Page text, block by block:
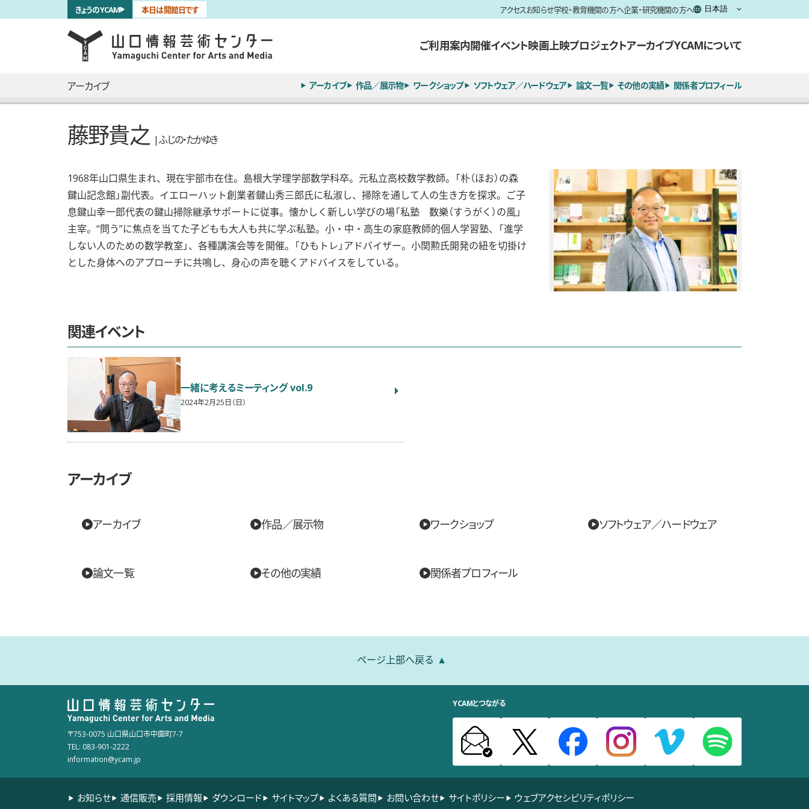
skip to main content 本日は開館日です
きょうのYCAM アクセスお知らせ学校・教育機関の方へ企業・研究機関の方へ
言語を切り替える
メインナビゲーション
ご利用案内開催イベント映画上映プロジェクトアーカイブYCAMについて
アーカイブ アーカイブ 作品／展示物 ワークショップ ソフトウェア／ハードウェア 論文一覧 その他の実績 関係者プロフィール
藤野貴之 | ふじの・たかゆき
1968年山口県生まれ、現在宇部市在住。島根大学理学部数学科卒。元私立高校数学教師。「朴（ほお）の森
鍵山記念館」副代表。イエローハット創業者鍵山秀三郎氏に私淑し、掃除を通して人の生き方を探求。ご子
息鍵山幸一郎代表の鍵山掃除継承サポートに従事。懐かしく新しい学びの場「私塾 数樂（すうがく）の風」
主宰。“問う”に焦点を当てた子どもも大人も共に学ぶ私塾。小・中・高生の家庭教師的個人学習塾、「進学
しない人のための数学教室」、各種講演会等を開催。「ひもトレ」アドバイザー。小関勲氏開発の紐を切掛け
とした身体へのアプローチに共鳴し、身心の声を聴くアドバイスをしている。
関連イベント
一緒に考えるミーティング vol.9
2024年2月25日（日）
アーカイブ
アーカイブ 作品／展示物 ワークショップ ソフトウェア／ハードウェア
論文一覧 その他の実績 関係者プロフィール
ページ上部へ戻る
〒753-0075 山口県山口市中園町7-7
TEL: 083-901-2222
information@ycam.jp
YCAMとつながる
お知らせ 通信販売 採用情報 ダウンロード サイトマップ よくある質問 お問い合わせ サイトポリシー ウェブアクセシビリティポリシー